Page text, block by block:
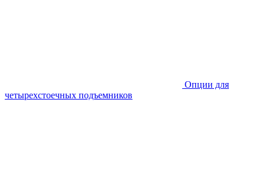
Опции для
четырехстоечных подъемников